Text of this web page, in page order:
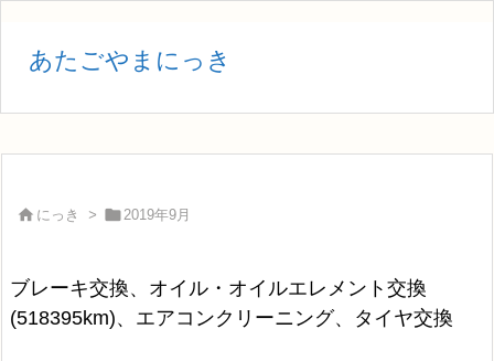
あたごやまにっき
 にっき > 2019年9月
ブレーキ交換、オイル・オイルエレメント交換
(518395km)、エアコンクリーニング、タイヤ交換